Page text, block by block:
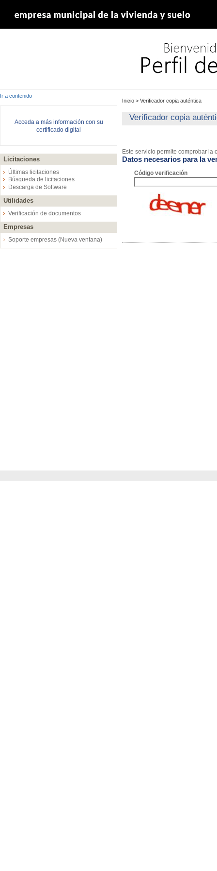
Ir a contenido
Acceda a más información con su
certificado digital
Licitaciones
Últimas licitaciones
Búsqueda de licitaciones
Descarga de Software
Utilidades
Verificación de documentos
Empresas
Soporte empresas (Nueva ventana)
Inicio > Verificador copia auténtica
Verificador copia
Este servicio permite comprobar
Datos necesarios para la
Código verificación